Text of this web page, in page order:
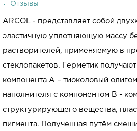
Отзывы
ARCOL - представляет собой
эластичную уплотняющую массу
растворителей, применяемую в
стеклопакетов. Герметик
компонента А – тиоколовый
наполнителя с компонентом В -
структурирующего вещества,
пигмента. Полученная путём